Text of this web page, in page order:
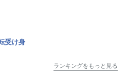
受け身
ランキングをもっと見る